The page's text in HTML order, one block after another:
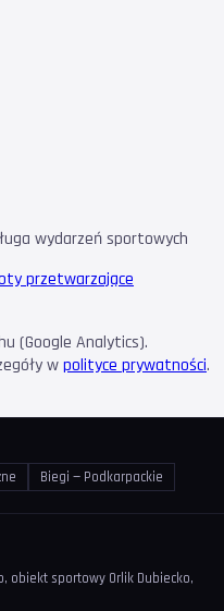
wydarzeń sportowych
przetwarzające
(Google Analytics).
wpolityce prywatności.
Biegi — Podkarpackie
obiekt sportowy Orlik Dubiecko,